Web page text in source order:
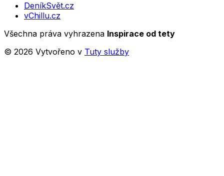
DeníkSvět.cz
vChillu.cz
Všechna práva vyhrazena Inspirace od tety
© 2026 Vytvořeno v Tuty služby